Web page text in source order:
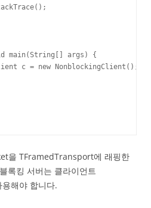
main(String[] args) {
c = new NonblockingClient();
을 TFramedTransport에 래핑한
록킹 서버는 클라이언트
해야 합니다.